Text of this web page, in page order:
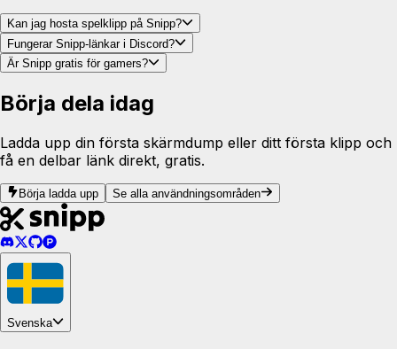
Kan jag hosta spelklipp på Snipp?
Fungerar Snipp-länkar i Discord?
Är Snipp gratis för gamers?
Börja dela idag
Ladda upp din första skärmdump eller ditt första klipp och
få en delbar länk direkt, gratis.
Börja ladda upp Se alla användningsområden
Svenska